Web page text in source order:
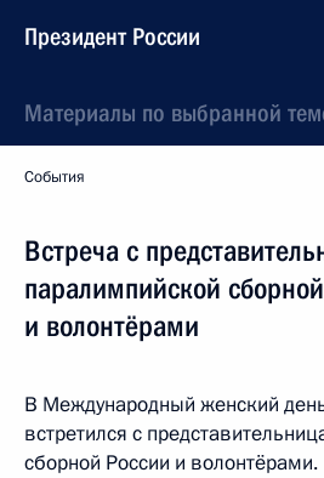
Президент России
Материалы по выбранной
События
Встреча с
паралимпийской
и волонтёрами
В Международный женский
встретился с
сборной России и волонтёрами.